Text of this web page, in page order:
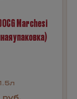
Marchesi
упаковка)